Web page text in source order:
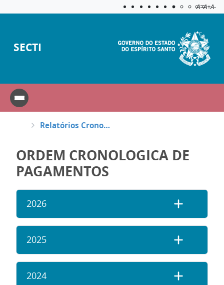
Aplicar
A=A+A-
SECTI
Relatórios Cronológicos
ORDEM CRONOLOGICA DE
PAGAMENTOS
2026
2025
2024